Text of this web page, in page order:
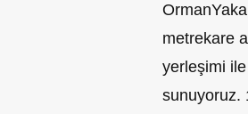
metrekare
yerleşimi ile
sunuyoruz.